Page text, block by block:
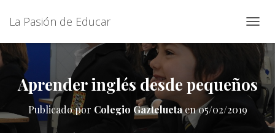
La Pasión de Educar
A
M
A
Aprender inglés desde pequeños
Publicado por Colegio Gazteluetaen05/02/2019